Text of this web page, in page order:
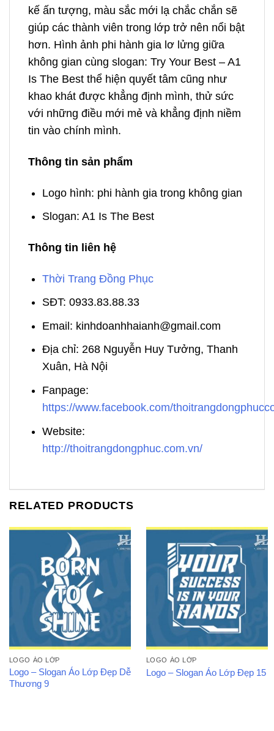
kế ấn tượng, màu sắc mới lạ chắc chắn sẽ
giúp các thành viên trong lớp trở nên nổi bật
hơn. Hình ảnh phi hành gia lơ lửng giữa
không gian cùng slogan: Try Your Best – A1
Is The Best thể hiện quyết tâm cũng như
khao khát được khẳng định mình, thử sức
với những điều mới mẻ và khẳng định niềm
tin vào chính mình.
Thông tin sản phẩm
Logo hình: phi hành gia trong không gian
Slogan: A1 Is The Best
Thông tin liên hệ
Thời Trang Đồng Phục
SĐT: 0933.83.88.33
Email: kinhdoanhhaianh@gmail.com
Địa chỉ: 268 Nguyễn Huy Tưởng, Thanh
Xuân, Hà Nội
Fanpage:
https://www.facebook.com/
Website:
http://thoitrangdongphuc.com.vn/
RELATED PRODUCTS
LOGO ÁO LỚP
Logo – Slogan Áo Lớp Đẹp Dễ
Thương 9
LOGO ÁO LỚP
Logo – Slogan Áo Lớp Đẹp 15